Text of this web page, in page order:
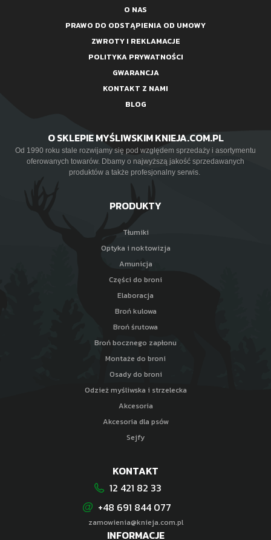
O NAS
PRAWO DO ODSTĄPIENIA OD UMOWY
ZWROTY I REKLAMACJE
POLITYKA PRYWATNOŚCI
GWARANCJA
KONTAKT Z NAMI
BLOG
O SKLEPIE MYŚLIWSKIM KNIEJA.COM.PL
Od 1990 roku stale rozwijamy się pod względem sprzedaży i asortymentu
oferowanych towarów. Dbamy o najwyższą jakość sprzedawanych
produktów a także profesjonalny serwis.
PRODUKTY
Tłumiki
Optyka i noktowizja
Amunicja
Części do broni
Elaboracja
Broń kulowa
Broń śrutowa
Broń bocznego zapłonu
Montaże do broni
Osady do broni
Odzież myśliwska i strzelecka
Akcesoria
Akcesoria dla psów
Sejfy
INFORMACJE
KONTAKT
12 421 82 33
+48 691 844 077
zamowienia@knieja.com.pl